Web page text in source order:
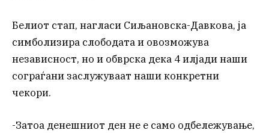
Белиот стап, нагласи Сиљановска-Давкова, ја
симболизира слободата и овозможува
независност, но и обврска дека 4 илјади наши
сограѓани заслужуваат наши конкретни
чекори.
-Затоа денешниот ден не е само одбележување,